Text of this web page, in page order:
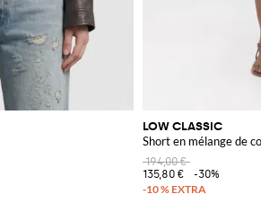
LOW CLASSIC
Short en mélange de
194,00 €
135,80 €
-30%